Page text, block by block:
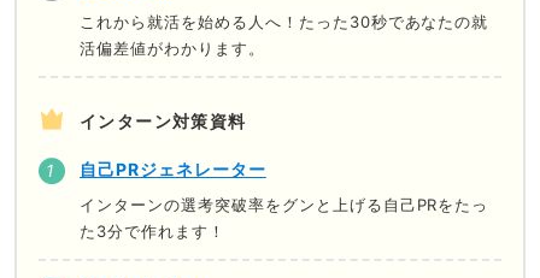
これから就活を始める人へ！たった30秒であなたの就
活偏差値がわかります。
インターン対策資料
自己PRジェネレーター
インターンの選考突破率をグンと上げる自己PRをたっ
た3分で作れます！